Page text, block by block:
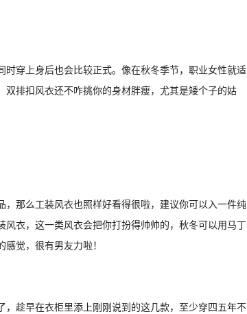
穿上身后也会比较正式。像在秋冬季节，职业女性就适
排扣风衣还不咋挑你的身材胖瘦，尤其是矮个子的姑
那么工装风衣也照样好看得很啦，建议你可以入一件纯
衣，这一类风衣会把你打扮得帅帅的，秋冬可以用马丁
觉，很有男友力啦！
趁早在衣柜里添上刚刚说到的这几款，至少穿四五年不